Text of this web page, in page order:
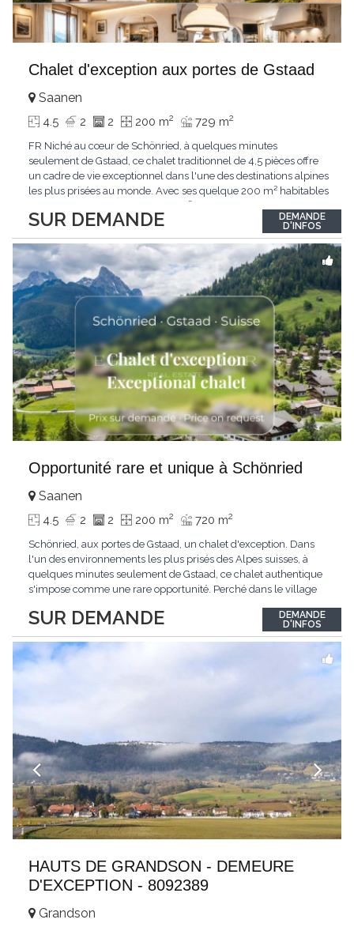
Chalet d'exception aux portes de Gstaad
SUR DEMANDE
Saanen
4.5 2 2 200 m2 729 m2
FR Niché au cœur de Schönried, à quelques minutes
seulement de Gstaad, ce chalet traditionnel de 4,5 pièces offre
un cadre de vie exceptionnel dans l'une des destinations alpines
les plus prisées au monde. Avec ses quelque 200 m² habitables
situation dominante offrant une vue dégagée sur le village de
Gstaad et les sommets...
DEMANDE
D'INFOS
Opportunité rare et unique à Schönried
SUR DEMANDE
Saanen
4.5 2 2 200 m2 720 m2
Schönried, aux portes de Gstaad, un chalet d'exception. Dans
l'un des environnements les plus prisés des Alpes suisses, à
quelques minutes seulement de Gstaad, ce chalet authentique
s'impose comme une rare opportunité. Perché dans le village
station et les sommets qui l'encadrent, un spectacle qui change
au fil des saisons. Avec...
DEMANDE
D'INFOS
HAUTS DE GRANDSON - DEMEURE
D'EXCEPTION - 8092389
Grandson